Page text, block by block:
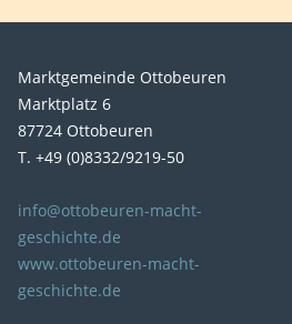
Marktgemeinde Ottobeuren
Marktplatz 6
87724 Ottobeuren
T. +49 (0)8332/9219-50
info@ottobeuren-macht-
geschichte.de
www.ottobeuren-macht-
geschichte.de